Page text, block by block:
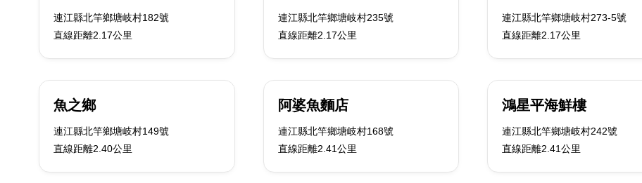
連江縣北竿鄉塘岐村182號
直線距離2.17公里
連江縣北竿鄉塘岐村235號
直線距離2.17公里
連江縣北竿鄉塘岐村273-5號
直線距離2.17公里
魚之鄉
連江縣北竿鄉塘岐村149號
直線距離2.40公里
阿婆魚麵店
連江縣北竿鄉塘岐村168號
直線距離2.41公里
鴻星平海鮮樓
連江縣北竿鄉塘岐村242號
直線距離2.41公里